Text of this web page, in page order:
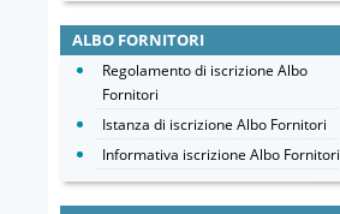
ALBO FORNITORI
Regolamento di iscrizione Albo
Fornitori
Istanza di iscrizione Albo Fornitori
Informativa iscrizione Albo Fornitori